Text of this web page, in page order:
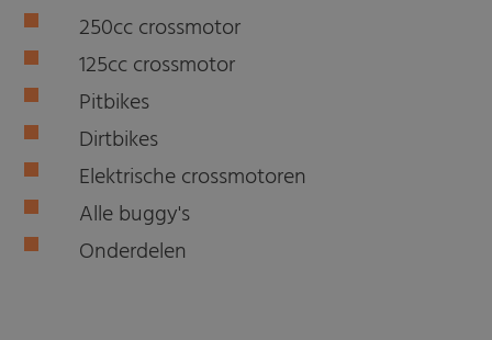
250cc crossmotor
125cc crossmotor
Pitbikes
Dirtbikes
Elektrische crossmotoren
Alle buggy's
Onderdelen